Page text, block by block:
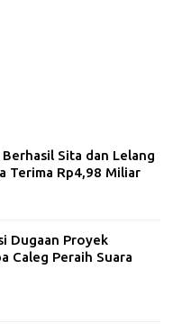
Sita dan Lelang
Terima Rp4,98 Miliar
Dugaan Proyek
Caleg Peraih Suara